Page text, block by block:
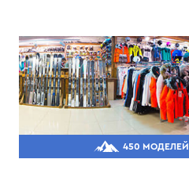
450 МОДЕЛЕЙ